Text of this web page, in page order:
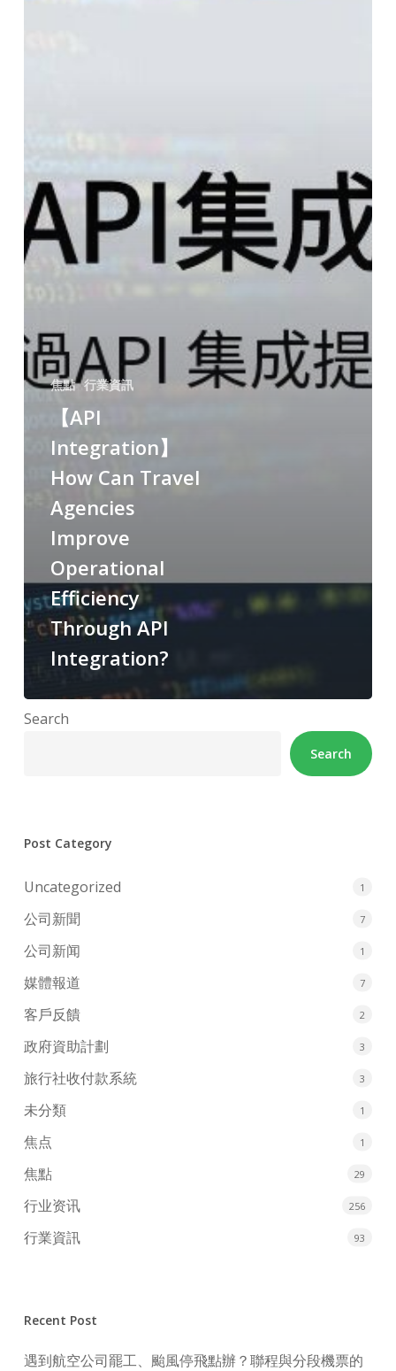
焦點 行業資訊
【API
Integration】
How Can Travel
Agencies
Improve
Operational
Efficiency
Through API
Integration?
Search
Search
Post Category
Uncategorized 1
公司新聞 7
公司新闻 1
媒體報道 7
客戶反饋 2
政府資助計劃 3
旅行社收付款系統 3
未分類 1
焦点 1
焦點 29
行业资讯 256
行業資訊 93
Recent Post
遇到航空公司罷工、颱風停飛點辦？聯程與分段機票的